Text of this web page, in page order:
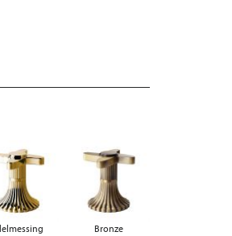
Bronze